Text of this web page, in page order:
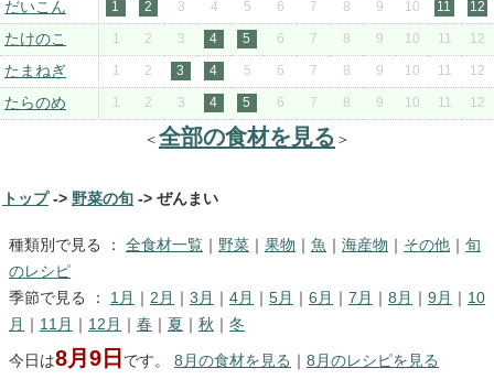
だいこん 1 2 3 4 5 6 7 8 9 10 11 12
たけのこ 1 2 3 4 5 6 7 8 9 10 11 12
たまねぎ 1 2 3 4 5 6 7 8 9 10 11 12
たらのめ 1 2 3 4 5 6 7 8 9 10 11 12
＜ 全部の食材を見る ＞
トップ-> 野菜の旬 -> ぜんまい
種類別で見る ： 全食材一覧 野菜 果物 魚 海産物 その他
旬
のレシピ
季節で見る ： 1月 2月 3月 4月 5月 6月 7月 8月 9月
10
月
11月 12月 春 夏 秋 冬
今日は8月9日 です。 8月の食材を見る 8月のレシピを見る